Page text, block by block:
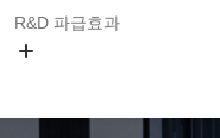
R&D 파급효과